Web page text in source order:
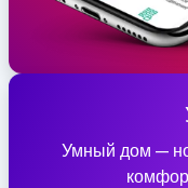
Умный дом —